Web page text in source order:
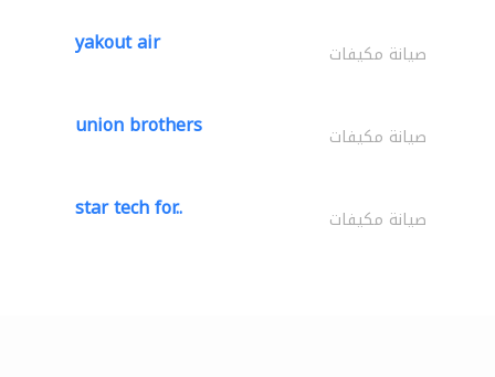
yakout air صيانة مكيفات
union brothers صيانة مكيفات
star tech for.. صيانة مكيفات